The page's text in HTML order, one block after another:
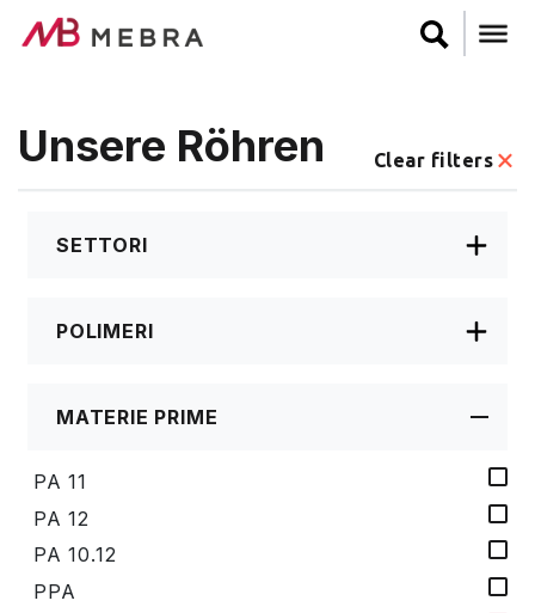
to
Unsere Röhren Clear filters
SETTORI
POLIMERI
MATERIE PRIME
PA 11
PA 12
PA 10.12
PPA